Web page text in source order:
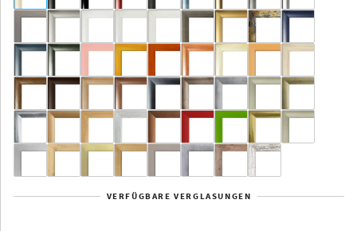
Rahmenloser
Aluminium
Yukon Alaska
VERFÜGBARE VERGLASUNGEN